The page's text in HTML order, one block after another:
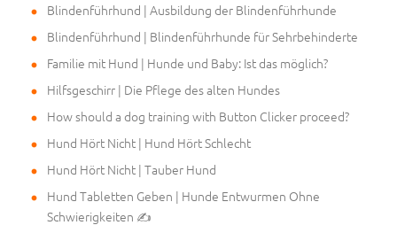
Blindenführhund | Ausbildung der Blindenführhunde
Blindenführhund | Blindenführhunde für Sehrbehinderte
Familie mit Hund | Hunde und Baby: Ist das möglich?
Hilfsgeschirr | Die Pflege des alten Hundes
How should a dog training with Button Clicker proceed?
Hund Hört Nicht | Hund Hört Schlecht
Hund Hört Nicht | Tauber Hund
Hund Tabletten Geben | Hunde Entwurmen Ohne
Schwierigkeiten ✍